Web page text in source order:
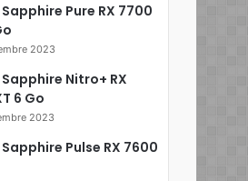
Pure RX 7700
2023
Nitro+ RX
6 Go
2023
Pulse RX 7600